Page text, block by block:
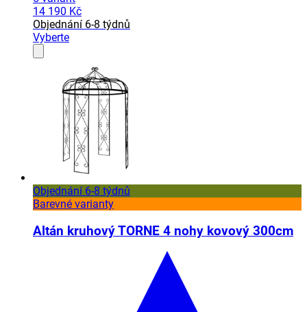
14 190 Kč
Objednání 6-8 týdnů
Vyberte
Objednání 6-8 týdnů
Barevné varianty
Altán kruhový TORNE 4 nohy kovový 300cm